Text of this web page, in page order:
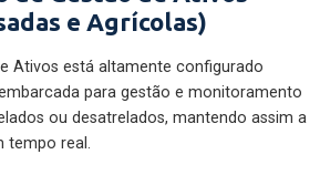
e Agrícolas)
Ativos está altamente configurado
para gestão e monitoramento
ou desatrelados, mantendo assim a
tempo real.